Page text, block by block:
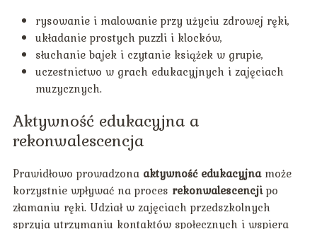
rysowanie i malowanie przy użyciu zdrowej ręki,
układanie prostych puzzli i klocków,
słuchanie bajek i czytanie książek w grupie,
uczestnictwo w grach edukacyjnych i zajęciach
muzycznych.
Aktywność edukacyjna a
rekonwalescencja
Prawidłowo prowadzona aktywność edukacyjnamoże
korzystnie wpływać na proces rekonwalescencjipo
złamaniu ręki. Udział w zajęciach przedszkolnych
sprzyja utrzymaniu kontaktów społecznych i wspiera